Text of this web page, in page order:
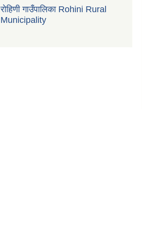
रोहिणी गाउँपालिका Rohini Rural
Municipality